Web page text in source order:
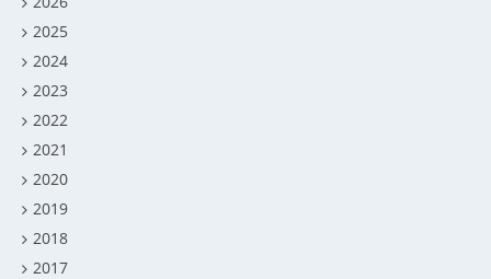
2025
2024
2023
2022
2021
2020
2019
2018
2017